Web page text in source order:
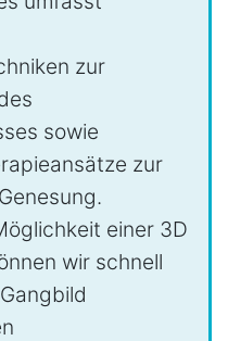
zur
sowie
zur
einer 3D
wir schnell